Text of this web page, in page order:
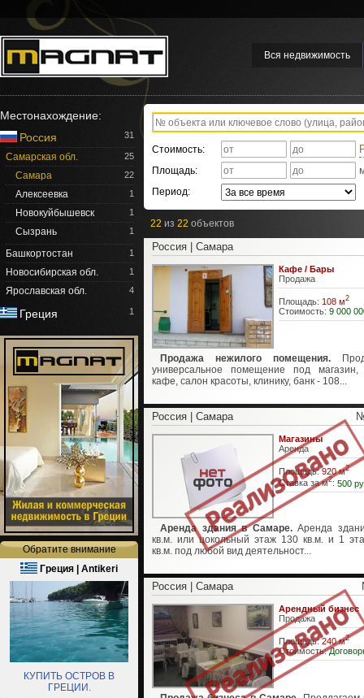
Вся недвижимость
Местонахождение:
Россия
31
Самарская обл. 25
Самара 22
Алексеевка 1
Новокуйбышевск 1
Сызрань 1
Башкортостан 1
Новосибирская обл. 1
Ярославская обл. 4
Греция 1
Обратите внимание
Греция | Antikeri
КУПИТЬ ОСТРОВ В
ГРЕЦИИ.
Стоимость:
Площадь:
Период:
22 из 22 объектов
Россия | Самара
Кафе / Бары
Продажа
Площадь: 108 м2
Стоимость: 9 000
Продажа нежилого помещения.
универсальное помещение под
кафе, салон красоты, клинику, банк - 108...
Россия | Самара
Магазины
Аренда
Площадь:920 м2
Ставка за м2: 500
Аренда здания в Самаре.Аренда
кв.м. или цокольный этаж 130 кв.м. и 1
кв.м. под любой вид деятельност...
Россия | Самара
Арендный бизнес
Продажа
Площадь:240 м2
Стоимость: